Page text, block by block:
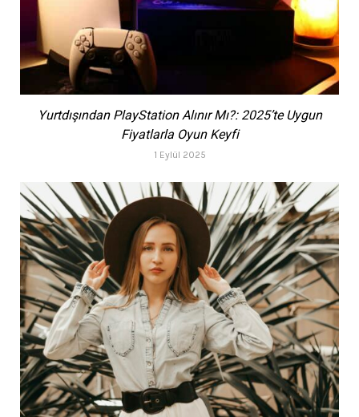
Yurtdışından PlayStation Alınır Mı?: 2025’te Uygun
Fiyatlarla Oyun Keyfi
1 Eylül 2025